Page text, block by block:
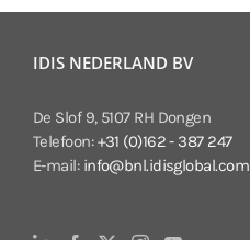
IDIS NEDERLAND BV
De Slof 9, 5107 RH Dongen
Telefoon:+31 (0)162 - 387 247
E-mail: info@bnl.idisglobal.com